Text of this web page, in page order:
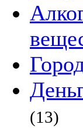
(13)